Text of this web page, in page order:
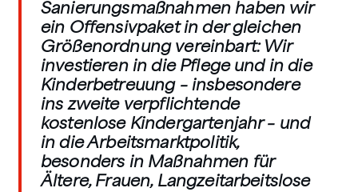
Sanierungsmaßnahmen haben wir
ein Offensivpaket in der gleichen
Größenordnung vereinbart: Wir
investieren in die Pflege und in die
Kinderbetreuung – insbesondere
ins zweite verpflichtende
kostenlose Kindergartenjahr – und
in die Arbeitsmarktpolitik,
besonders in Maßnahmen für
Ältere, Frauen, Langzeitarbeitslose